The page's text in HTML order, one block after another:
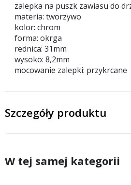
zalepka na puszk zawiasu do
materia: tworzywo
kolor: chrom
forma: okrga
rednica: 31mm
wysoko: 8,2mm
mocowanie zalepki: przykrcane
Szczegóły produktu
W tej samej kategorii